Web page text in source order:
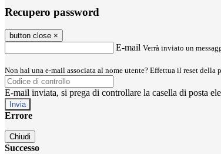
Recupero password
button close ×
E-mail Verrà inviato un
Non hai una e-mail associata al nome utente? Effettua il reset della
E-mail inviata, si prega di controllare la casella di posta
Errore
Chiudi
Successo